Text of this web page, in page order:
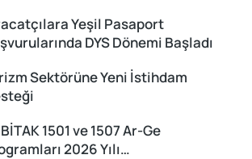
Yeşil Pasaport
DYS Dönemi Başladı
Sektörüne Yeni İstihdam
1501 ve 1507 Ar-Ge
2026 Yılı…